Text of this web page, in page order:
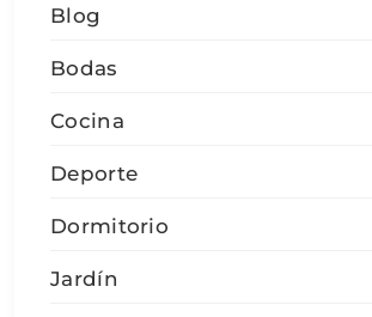
Blog
Bodas
Cocina
Deporte
Dormitorio
Jardín